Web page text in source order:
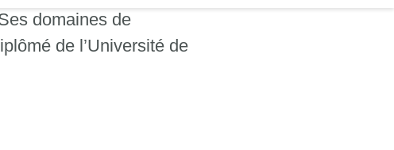
domaines de
de l’Université de